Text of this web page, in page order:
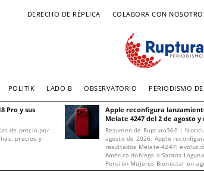
DERECHO DE RÉPLICA COLABORA CON
POLITIK LADO B OBSERVATORIO PERIODISMO
Pro y sus
de precio por
precios y
Apple reconfigura
Melate 4247 del 2 de agosto y
Resumen de Ruptura360 |
agosto de 2026: Apple
resultados Melate 4247;
América doblega a Santos
Pensión Mujeres Bienestar en